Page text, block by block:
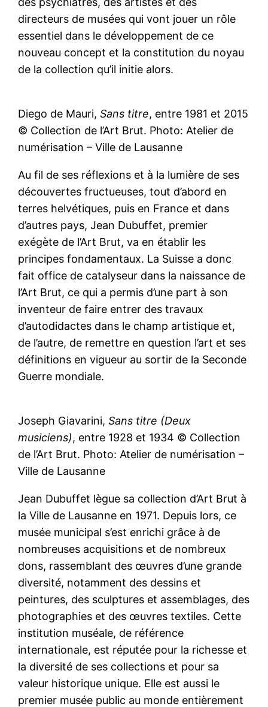
directeurs de musées qui vont jouer un rôle
essentiel dans le développement de ce
nouveau concept et la constitution du noyau
de la collection qu’il initie alors.
Diego de Mauri,Sans titre, entre 1981 et 2015
© Collection de l’Art Brut. Photo: Atelier de
numérisation – Ville de Lausanne
Au fil de ses réflexions et à la lumière de ses
découvertes fructueuses, tout d’abord en
terres helvétiques, puis en France et dans
d’autres pays, Jean Dubuffet, premier
exégète de l’Art Brut, va en établir les
principes fondamentaux. La Suisse a donc
fait office de catalyseur dans la naissance de
l’Art Brut, ce qui a permis d’une part à son
inventeur de faire entrer des travaux
d’autodidactes dans le champ artistique et,
de l’autre, de remettre en question l’art et ses
définitions en vigueur au sortir de la Seconde
Guerre mondiale.
Joseph Giavarini,Sans titre (Deux
musiciens), entre 1928 et 1934 © Collection
de l’Art Brut. Photo: Atelier de numérisation –
Ville de Lausanne
Jean Dubuffet lègue sa collection d’Art Brut à
la Ville de Lausanne en 1971. Depuis lors, ce
musée municipal s’est enrichi grâce à de
nombreuses acquisitions et de nombreux
dons, rassemblant des œuvres d’une grande
diversité, notamment des dessins et
peintures, des sculptures et assemblages, des
photographies et des œuvres textiles. Cette
institution muséale, de référence
internationale, est réputée pour la richesse et
la diversité de ses collections et pour sa
valeur historique unique. Elle est aussi le
premier musée public au monde entièrement